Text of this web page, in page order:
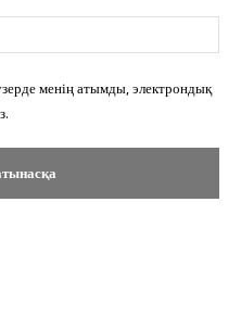
менің атымды, электрондық